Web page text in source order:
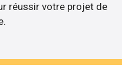
réussir votre projet de